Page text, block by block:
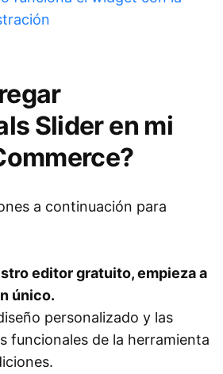
Slider en mi
a continuación para
editor gratuito, empieza a
único.
personalizado y las
funcionales de la herramienta